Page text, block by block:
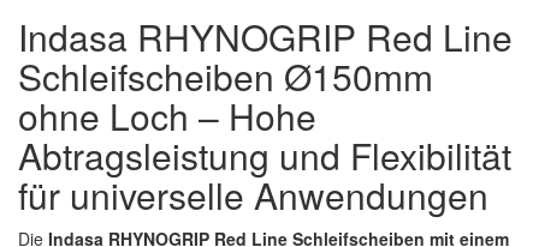
(3)
Prevost
(3)
Proma
(21)
Sia
(3)
Spectral
Indasa RHYNOGRIP Red Line
Schleifscheiben Ø150mm
ohne Loch – Hohe
Abtragsleistung und Flexibilität
für universelle Anwendungen
Die Indasa RHYNOGRIP Red Line Schleifscheiben mit einem